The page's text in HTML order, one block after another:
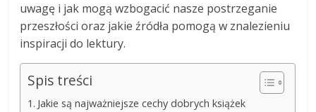
uwagę i jak mogą wzbogacić nasze postrzeganie
przeszłości oraz jakie źródła pomogą w znalezieniu
inspiracji do lektury.
Spis treści
Jakie są najważniejsze cechy dobrych książek